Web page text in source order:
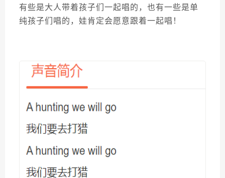
有些是大人带着孩子们一起唱的，也有一些是单
纯孩子们唱的，娃肯定会愿意跟着一起唱！